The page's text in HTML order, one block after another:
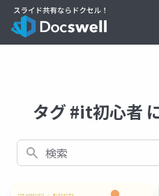
タグ #it初心者
検索